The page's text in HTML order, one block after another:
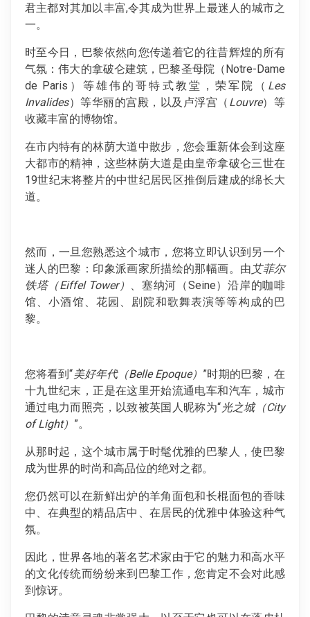
君主都对其加以丰富,令其成为世界上最迷人的城市之
一。
时至今日，巴黎依然向您传递着它的往昔辉煌的所有
气氛：伟大的拿破仑建筑，巴黎圣母院（Notre-Dame
de Paris）等雄伟的哥特式教堂，荣军院（ Les
Invalides）等华丽的宫殿，以及卢浮宫（ Louvre）等
收藏丰富的博物馆。
在市内特有的林荫大道中散步，您会重新体会到这座
大都市的精神，这些林荫大道是由皇帝拿破仑三世在
19世纪末将整片的中世纪居民区推倒后建成的绵长大
道。
然而，一旦您熟悉这个城市，您将立即认识到另一个
迷人的巴黎：印象派画家所描绘的那幅画。由艾菲尔
铁塔（Eiffel Tower） 、塞纳河（Seine）沿岸的咖啡
馆、小酒馆、花园、剧院和歌舞表演等等构成的巴
黎。
您将看到“美好年代（Belle Epoque） ”时期的巴黎，在
十九世纪末，正是在这里开始流通电车和汽车，城市
通过电力而照亮，以致被英国人昵称为“光之城（City
of Light） ”。
从那时起，这个城市属于时髦优雅的巴黎人，使巴黎
成为世界的时尚和高品位的绝对之都。
您仍然可以在新鲜出炉的羊角面包和长棍面包的香味
中、在典型的精品店中、在居民的优雅中体验这种气
氛。
因此，世界各地的著名艺术家由于它的魅力和高水平
的文化传统而纷纷来到巴黎工作，您肯定不会对此感
到惊讶。